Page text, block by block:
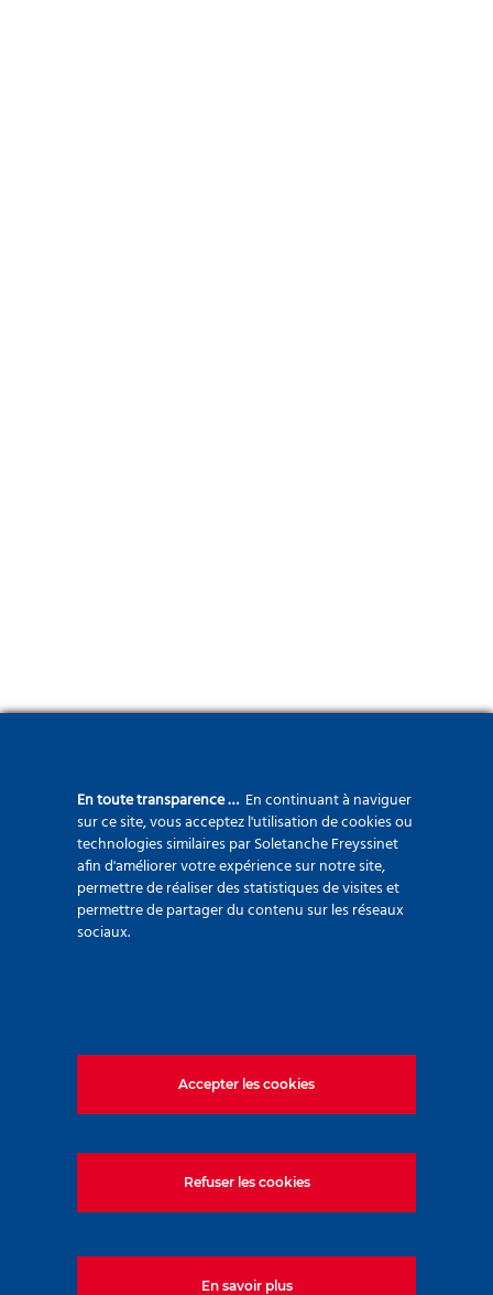
En toute transparence … En continuant à naviguer
sur ce site, vous acceptez l'utilisation de cookies ou
technologies similaires par Soletanche Freyssinet
afin d'améliorer votre expérience sur notre site,
permettre de réaliser des statistiques de visites et
permettre de partager du contenu sur les réseaux
sociaux.
Accepter les cookies
Refuser les cookies
En savoir plus